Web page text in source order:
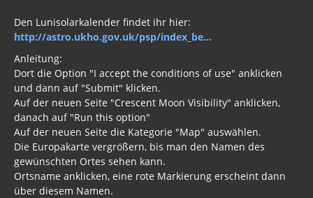
Den Lunisolarkalender findet ihr hier:
http://astro.ukho.gov.uk/psp/index_be...
Anleitung:
Dort die Option "I accept the conditions of use" anklicken
und dann auf "Submit" klicken.
Auf der neuen Seite "Crescent Moon Visibility" anklicken,
danach auf "Run this option"
Auf der neuen Seite die Kategorie "Map" auswählen.
Die Europakarte vergrößern, bis man den Namen des
gewünschten Ortes sehen kann.
Ortsname anklicken, eine rote Markierung erscheint dann
über diesem Namen.